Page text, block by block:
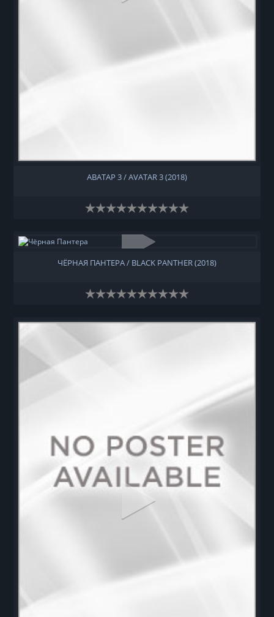
АВАТАР 3 / AVATAR 3 (2018)
ЧЁРНАЯ ПАНТЕРА / BLACK PANTHER (2018)